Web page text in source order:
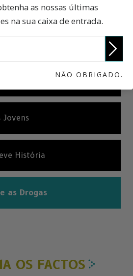
Longo Prazo
Jovens
História
as Drogas
OS FACTOS
as nossas últimas
na sua caixa de entrada.
NÃO OBRIGADO.